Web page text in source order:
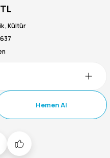
,Kültür
Hemen Al